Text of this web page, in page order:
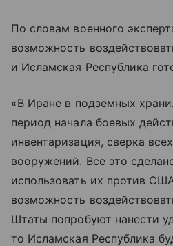
По словам военного
возможность
и Исламская Республика
«В Иране в подземных
период начала боевых
инвентаризация, сверка
вооружений. Все это
использовать их против
возможность
Штаты попробуют нанести
то Исламская Республика